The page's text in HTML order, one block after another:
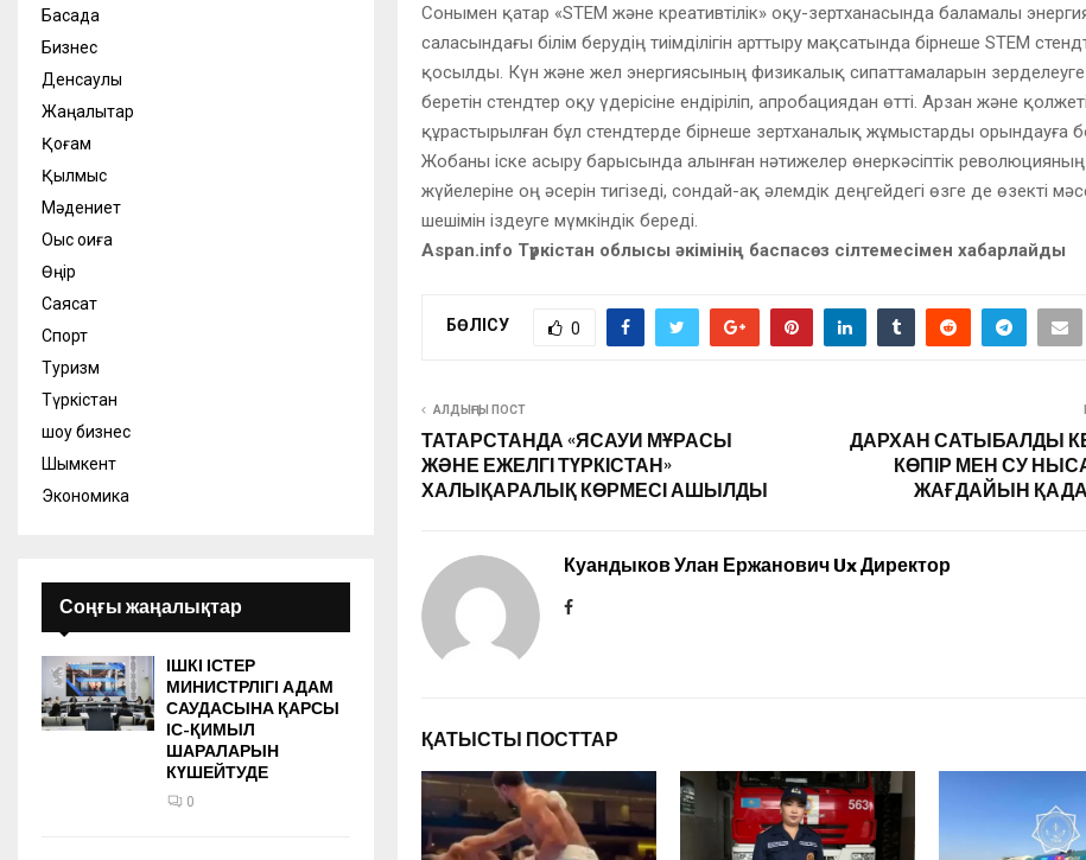
Сонымен қатар «STEM және креативтілік» оқу-зертханасында баламалы
саласындағы білім берудің тиімділігін арттыру мақсатында бірнеше STEM
қосылды. Күн және жел энергиясының физикалық сипаттамаларын зерделеуге
беретін стендтер оқу үдерісіне ендіріліп, апробациядан өтті. Арзан және
құрастырылған бұл стендтерде бірнеше зертханалық жұмыстарды орындауға
Жобаны іске асыру барысында алынған нәтижелер өнеркәсіптік революцияның
жүйелеріне оң әсерін тигізеді, сондай-ақ әлемдік деңгейдегі өзге де өзекті
шешімін іздеуге мүмкіндік береді.
Aspan.info Түркістан облысы әкімінің баспасөз сілтемесімен хабарлайды
БӨЛІСУ 0
АЛДЫҢҒЫ ПОСТ
ТАТАРСТАНДА «ЯСАУИ МҰРАСЫ
ЖӘНЕ ЕЖЕЛГІ ТҮРКІСТАН»
ХАЛЫҚАРАЛЫҚ КӨРМЕСІ АШЫЛДЫ
ДАРХАН САТЫБАЛДЫ
КӨПІР МЕН СУ
ЖАҒДАЙЫН
Куандыков Улан Ержанович Ux Директор
ҚАТЫСТЫ ПОСТТАР
Басқада
Бизнес
Денсаулық
Жаңалықтар
Қоғам
Қылмыс
Мәдениет
Оқыс оқиға
Өңір
Саясат
Спорт
Туризм
Түркістан
шоу бизнес
Шымкент
Экономика
Соңғы жаңалықтар
ІШКІ ІСТЕР
МИНИСТРЛІГІ АДАМ
САУДАСЫНА ҚАРСЫ
ІС-ҚИМЫЛ
ШАРАЛАРЫН
КҮШЕЙТУДЕ
0